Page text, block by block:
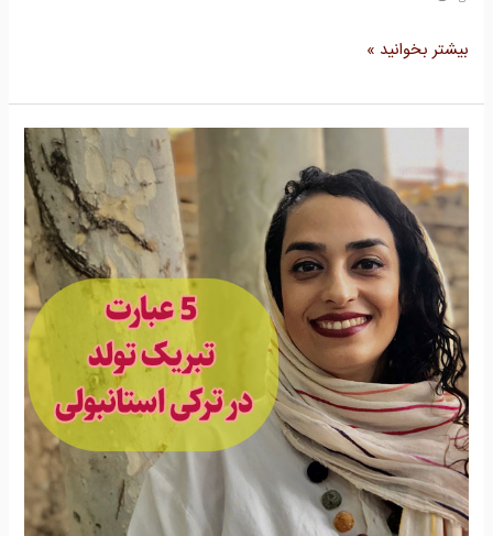
بیشتر بخوانید »
عبارت
تبریک
تولد
در
ترکی
استانبولی